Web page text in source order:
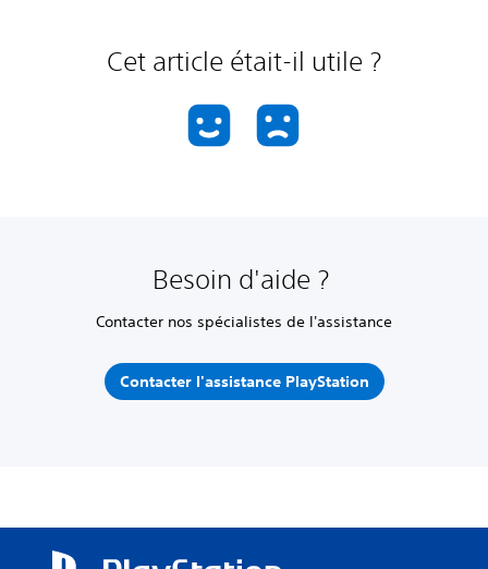
Cet article était-il utile ?
Besoin d'aide ?
Contacter nos spécialistes de l'assistance
Contacter l'assistance PlayStation